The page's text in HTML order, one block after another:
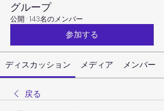
グループ
公開 · 143名のメンバー
参加する
ディスカッション メディア メンバー
戻る